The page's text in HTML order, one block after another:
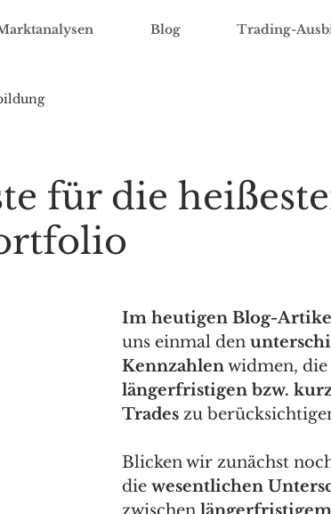
Blog Trading-
für die
Im heutigen Blog-
uns einmal den
Kennzahlen widmen, die
längerfristigen bzw.
Trades zu
Blicken wir zunächst
die wesentlichen